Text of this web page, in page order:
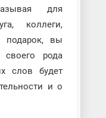
для
коллеги,
подарок, вы
рода
слов будет
и о